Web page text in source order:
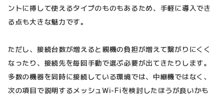
ントに挿して使えるタイプのものもあるため、手軽に導入でき
る点も大きな魅力です。
ただし、接続台数が増えると親機の負担が増えて繋がりにくく
なったり、接続先を毎回手動で選ぶ必要が出てきたりします。
多数の機器を同時に接続している環境では、中継機ではなく、
次の項目で説明するメッシュWi-Fiを検討したほうが良いかも